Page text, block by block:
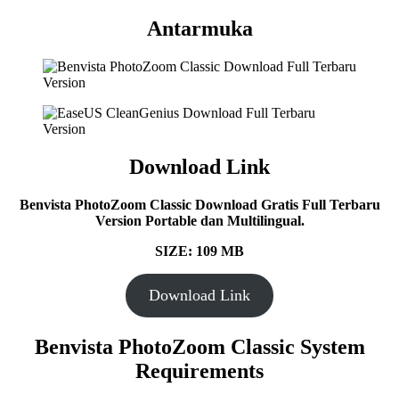
Antarmuka
Download Link
Benvista PhotoZoom Classic Download Gratis Full Terbaru
Version Portable dan Multilingual.
SIZE: 109 MB
Download Link
Benvista PhotoZoom Classic System
Requirements